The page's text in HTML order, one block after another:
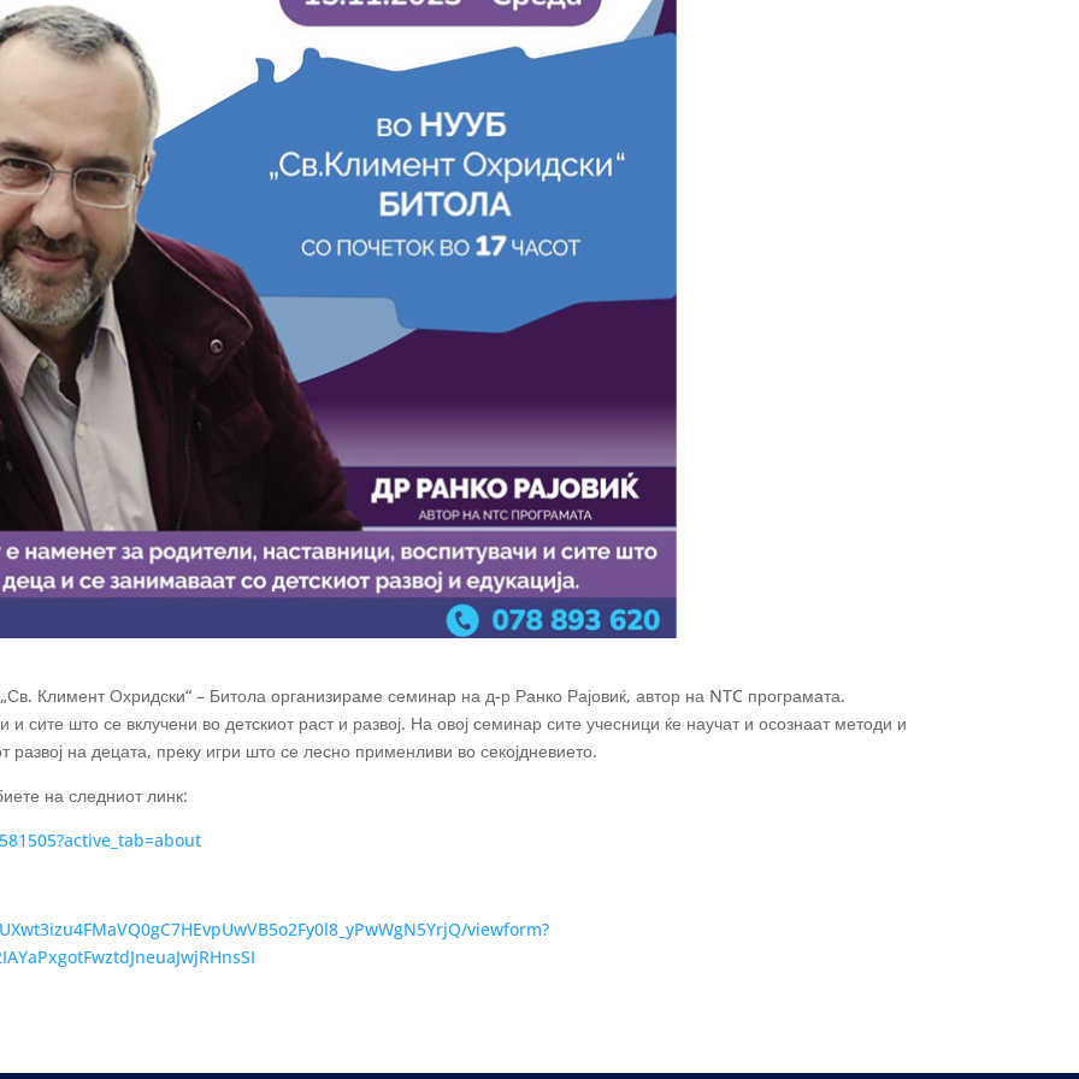
Климент Охридски“ – Битола организираме семинар на д-р Ранко Рајовиќ, автор на NTC програмата.
сите што се вклучени во детскиот раст и развој. На овој семинар сите учесници ќе научат и осознаат методи и
развој на децата, преку игри што се лесно применливи во секојдневието.
на следниотлинк:
viewform?